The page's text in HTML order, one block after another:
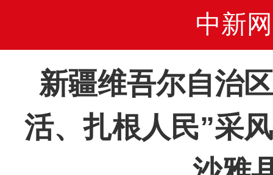
中新网
新疆维吾尔自治
活、扎根人民”采